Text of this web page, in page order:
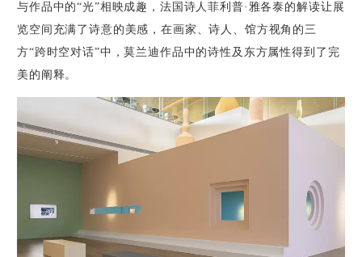
与作品中的“光”相映成趣，法国诗人菲利普·雅各泰的解读让展
览空间充满了诗意的美感，在画家、诗人、馆方视角的三
方“跨时空对话”中，莫兰迪作品中的诗性及东方属性得到了完
美的阐释。